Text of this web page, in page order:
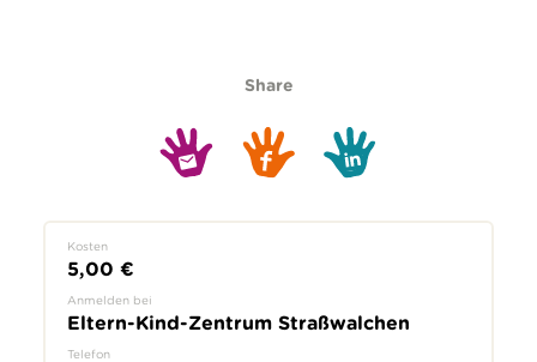
Share
Kosten
5,00 €
Anmelden bei
Eltern-Kind-Zentrum Straßwalchen
Telefon